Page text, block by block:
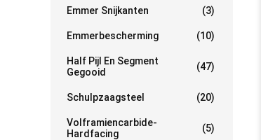
Emmer Snijkanten (3)
Emmerbescherming (10)
Half Pijl En Segment
Gegooid
(47)
Schulpzaagsteel (20)
Volframiencarbide-
Hardfacing
(5)